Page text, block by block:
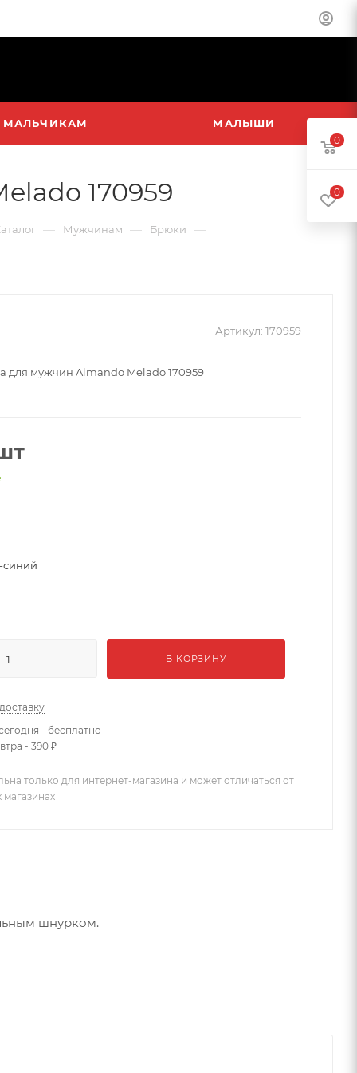
МАЛЬЧИКАМ МАЛЫШИ
170959
— Мужчинам — Брюки —
Артикул: 170959
для мужчин Almando Melado 170959
синий
В КОРЗИНУ
- бесплатно
- 390 ₽
только для интернет-магазина и может отличаться от
магазинах
шнурком.
0
0